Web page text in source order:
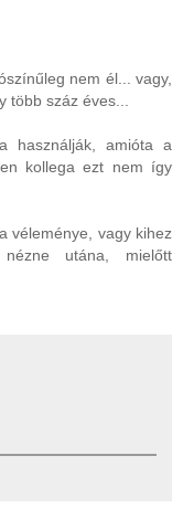
nem él... vagy,
száz éves...
használják, amióta a
kollega ezt nem így
véleménye, vagy kihez
utána, mielőtt